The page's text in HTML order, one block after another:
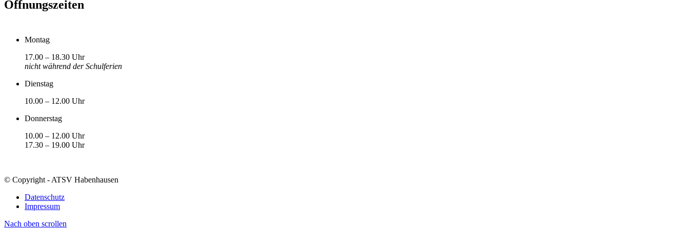
Öffnungszeiten
Montag
17.00 – 18.30 Uhr
nicht während der Schulferien
Dienstag
10.00 – 12.00 Uhr
Donnerstag
10.00 – 12.00 Uhr
17.30 – 19.00 Uhr
© Copyright - ATSV Habenhausen
Datenschutz
Impressum
Nach oben scrollen